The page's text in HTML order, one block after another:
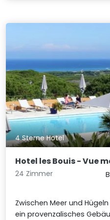
4 Sterne Hotel
Hotel les Bouis - Vue
24 Zimmer
Zwischen Meer und
ein provenzalisches